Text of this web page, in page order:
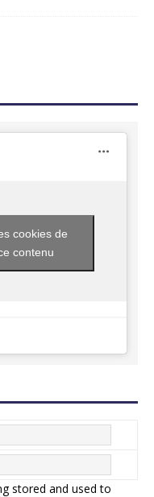
cookies de
contenu
stored and used to